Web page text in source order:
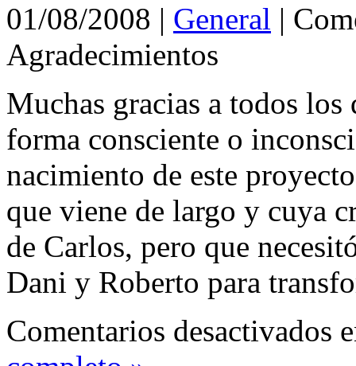
01/08/2008 | General |
Agradecimientos
Muchas gracias a todos
forma consciente o
nacimiento de este
que viene de largo y cuya
de Carlos, pero que
Dani y Roberto para
Comentarios desactivados